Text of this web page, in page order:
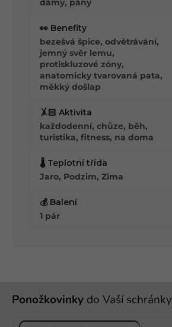
dámy, pány
👀 Benefity
bezešvá špice, odvětrávání,
jemný svěr lemu,
protiskluzové zóny,
anatomicky tvarovaná pata,
měkký došlap
🤸🏻 Aktivita
každodenní, chůze, běh,
turistika, fitness, na doma
🌡️ Teplotní třída
Jaro, Podzim, Zima
💰 Balení
1 pár
Ponožkovinky do Vaší schránky